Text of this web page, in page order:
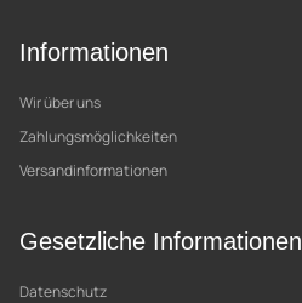
Informationen
Wir über uns
Zahlungsmöglichkeiten
Versandinformationen
Gesetzliche Informationen
Datenschutz